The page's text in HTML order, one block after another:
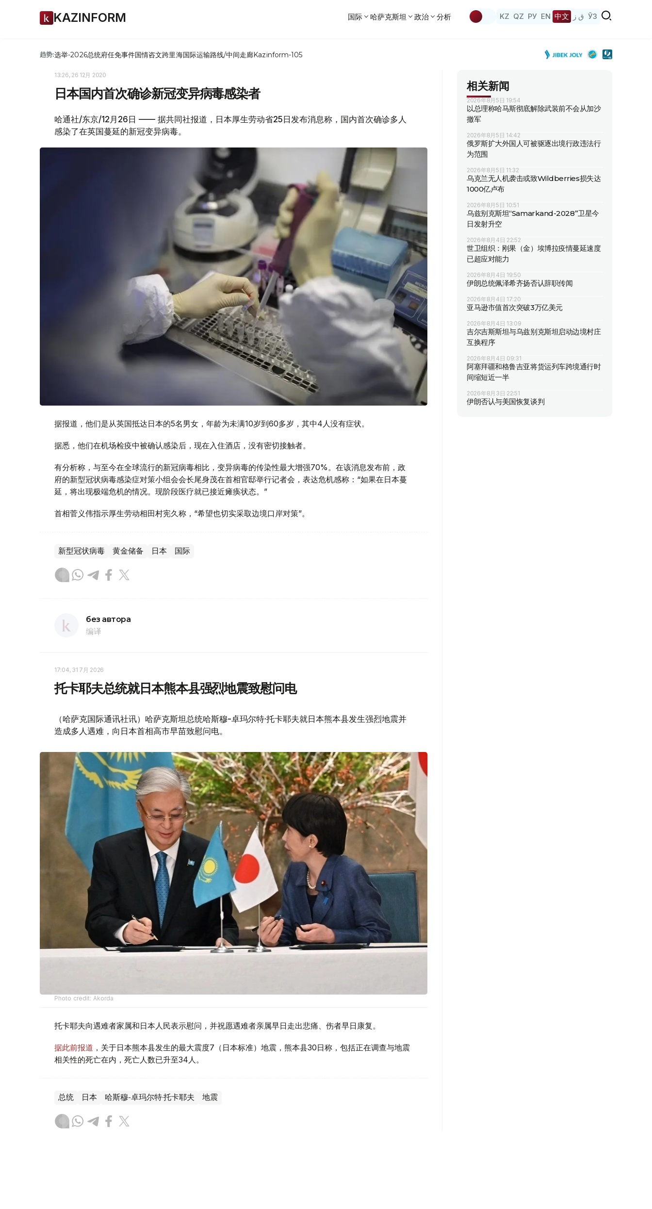
KAZINFORM 国际 哈萨克斯坦 政治 分析 KZ QZ РУ EN 中文 ق ز ЎЗ
趋势:选举-2026总统府任免事件国情咨文跨里海国际运输路线/中间走廊Kazinform-105
13:26, 26 12月 2020
日本国内首次确诊新冠变异病毒感染者
哈通社/东京/12月26日 —— 据共同社报道，日本厚生劳动省25日发布消息称，国内首次确诊多人
感染了在英国蔓延的新冠变异病毒。
据报道，他们是从英国抵达日本的5名男女，年龄为未满10岁到60多岁，其中4人没有症状。
据悉，他们在机场检疫中被确认感染后，现在入住酒店，没有密切接触者。
有分析称，与至今在全球流行的新冠病毒相比，变异病毒的传染性最大增强70%。在该消息发布前，政
府的新型冠状病毒感染症对策小组会会长尾身茂在首相官邸举行记者会，表达危机感称：“如果在日本蔓
延，将出现极端危机的情况。现阶段医疗就已接近瘫痪状态。”
首相菅义伟指示厚生劳动相田村宪久称，“希望也切实采取边境口岸对策”。
新型冠状病毒 黄金储备 日本 国际
без автора
编译
17:04, 31 7月 2026
托卡耶夫总统就日本熊本县强烈地震致慰问电
（哈萨克国际通讯社讯）哈萨克斯坦总统哈斯穆-卓玛尔特·托卡耶夫就日本熊本县发生强烈地震并
造成多人遇难，向日本首相高市早苗致慰问电。
Photo credit: Akorda
托卡耶夫向遇难者家属和日本人民表示慰问，并祝愿遇难者亲属早日走出悲痛、伤者早日康复。
据此前报道 ，关于日本熊本县发生的最大震度7（日本标准）地震，熊本县30日称，包括正在调查与地震
相关性的死亡在内，死亡人数已升至34人。
总统 日本 哈斯穆-卓玛尔特·托卡耶夫 地震
相关新闻
2026年8月5日 19:54
以总理称哈马斯彻底解除武装前不会从加沙
撤军
2026年8月5日 14:42
俄罗斯扩大外国人可被驱逐出境行政违法行
为范围
2026年8月5日 11:32
乌克兰无人机袭击或致Wildberries损失达
1000亿卢布
2026年8月5日 10:51
乌兹别克斯坦“Samarkand-2028”卫星今
日发射升空
2026年8月4日 22:52
世卫组织：刚果（金）埃博拉疫情蔓延速度
已超应对能力
2026年8月4日 19:50
伊朗总统佩泽希齐扬否认辞职传闻
2026年8月4日 17:20
亚马逊市值首次突破3万亿美元
2026年8月4日 13:09
吉尔吉斯斯坦与乌兹别克斯坦启动边境村庄
互换程序
2026年8月4日 09:31
阿塞拜疆和格鲁吉亚将货运列车跨境通行时
间缩短近一半
2026年8月3日 22:51
伊朗否认与美国恢复谈判